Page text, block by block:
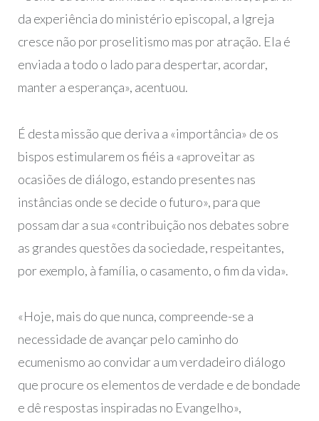
da experiência do ministério episcopal, a Igreja
cresce não por proselitismo mas por atração. Ela é
enviada a todo o lado para despertar, acordar,
manter a esperança», acentuou.
É desta missão que deriva a «importância» de os
bispos estimularem os fiéis a «aproveitar as
ocasiões de diálogo, estando presentes nas
instâncias onde se decide o futuro», para que
possam dar a sua «contribuição nos debates sobre
as grandes questões da sociedade, respeitantes,
por exemplo, à família, o casamento, o fim da vida».
«Hoje, mais do que nunca, compreende-se a
necessidade de avançar pelo caminho do
ecumenismo ao convidar a um verdadeiro diálogo
que procure os elementos de verdade e de bondade
e dê respostas inspiradas no Evangelho»,